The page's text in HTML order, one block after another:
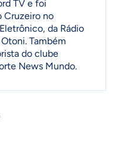
TV e foi
Cruzeiro no
da Rádio
Também
do clube
News Mundo.